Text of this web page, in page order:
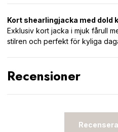
Kort shearlingjacka med dold
Exklusiv kort jacka i mjuk fårull
stilren och perfekt för kyliga
Recensioner